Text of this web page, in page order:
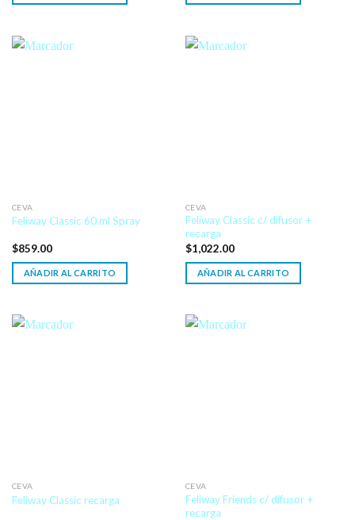
CEVA
Feliway Classic 60 ml Spray
$859.00
AÑADIR AL CARRITO
CEVA
Feliway Classic c/ difusor +
recarga
$1,022.00
AÑADIR AL CARRITO
CEVA
Feliway Classic recarga
CEVA
Feliway Friends c/ difusor +
recarga